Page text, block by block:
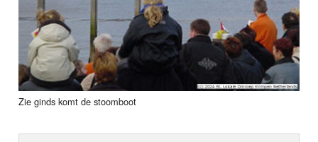
Zie ginds komt de stoomboot